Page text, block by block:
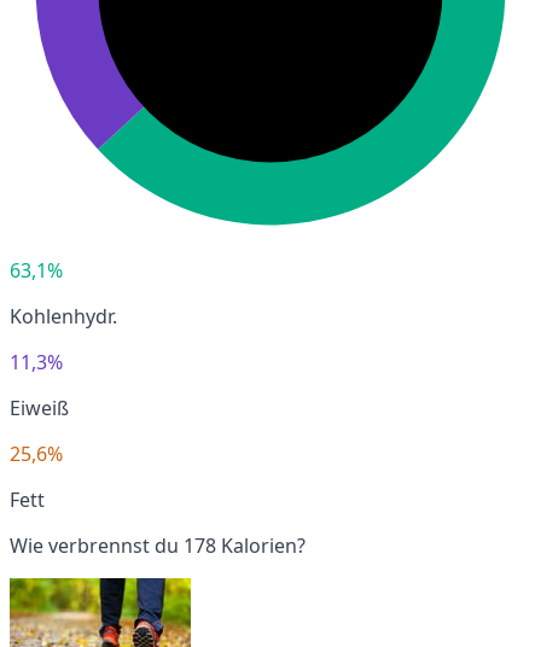
63,1%
Kohlenhydr.
11,3%
Eiweiß
25,6%
Fett
Wie verbrennst du 178 Kalorien?